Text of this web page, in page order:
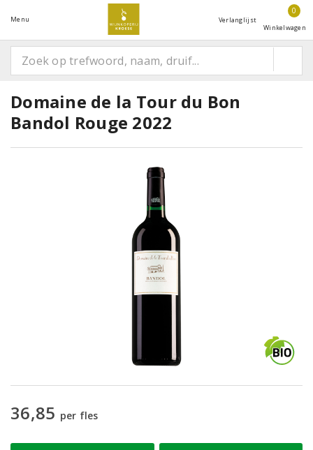
Menu Verlanglijst
0
Winkelwagen
Domaine de la Tour du Bon
Bandol Rouge 2022
36,85 per fles